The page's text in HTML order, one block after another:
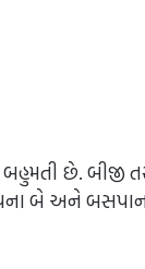
છે. બીજી
બે અને